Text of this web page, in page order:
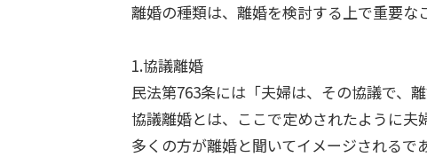
離婚の種類は、離婚を検討する上で重要な
1.協議離婚
民法第763条には「夫婦は、その協議で、
協議離婚とは、ここで定めされたように夫
多くの方が離婚と聞いてイメージされるで